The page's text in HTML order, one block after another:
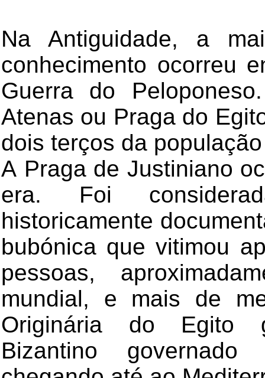
Na Antiguidade, a
conhecimento ocorreu
Guerra do
Atenas ou Praga do
dois terços da
A Praga de Justiniano
era. Foi
historicamente
bubónica que vitimou
pessoas,
mundial, e mais de
Originária do Egito
Bizantino